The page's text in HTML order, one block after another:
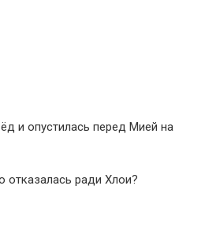
и опустилась перед Мией на
отказалась ради Хлои?